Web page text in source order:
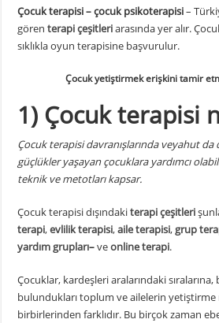
ve
nasıl
uygulanır?
Çocuk
Çocuk terapisi –çocuk psikoterapisi–
görenterapi çeşitleriarasında yer alır.
sıklıkla oyun terapisine başvurulur.
Çocuk yetiştirmek erişkini tamir
1) Çocuk terapisi
Çocuk terapisi davranışlarında veyahut
güçlükler yaşayan çocuklara yardımcı
teknik ve metotları kapsar.
Çocuk terapisi dışındakiterapi çeşitleri
terapi,evlilik terapisi,aile terapisi,grup
yardım grupları–veonline terapi.
Çocuklar, kardeşleri aralarındaki
bulundukları toplum ve ailelerin yetiştirme
birbirlerinden farklıdır. Bu birçok zaman